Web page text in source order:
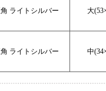
ライトシルバー 大
ライトシルバー 中